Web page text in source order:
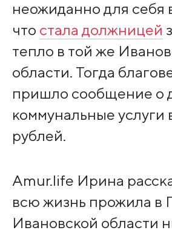
неожиданно для себя
что стала должницей
тепло в той же
области. Тогда
пришло сообщение о
коммунальные услуги
рублей.
Amur.life Ирина
всю жизнь прожила в
Ивановской области